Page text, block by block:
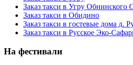
Заказ такси в Угру
Заказ такси в Обидино
Заказ такси в гостевые дома д.
Заказ такси в Русское Эко-
На фестивали